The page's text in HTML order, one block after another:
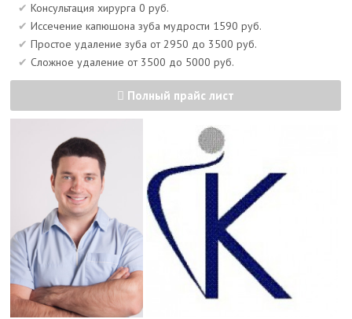
Консультация хирурга 0 руб.
Иссечение капюшона зуба мудрости 1590 руб.
Простое удаление зуба от 2950 до 3500 руб.
Сложное удаление от 3500 до 5000 руб.
Полный прайс лист